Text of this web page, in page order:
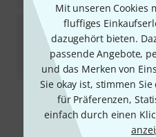
Mit unseren Cookies
fluffiges
dazugehört bieten.
passende Angebote,
und das Merken von
Sie okay ist, stimmen
für Präferenzen,
einfach durch einen
Kovax Assilex ST
1
Sofort lieferbar
22,90 €
Kostenloser
Alle Preise